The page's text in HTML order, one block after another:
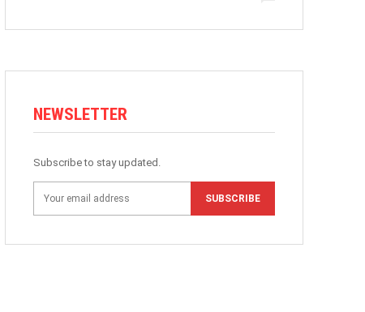
NEWSLETTER
Subscribe to stay updated.
SUBSCRIBE